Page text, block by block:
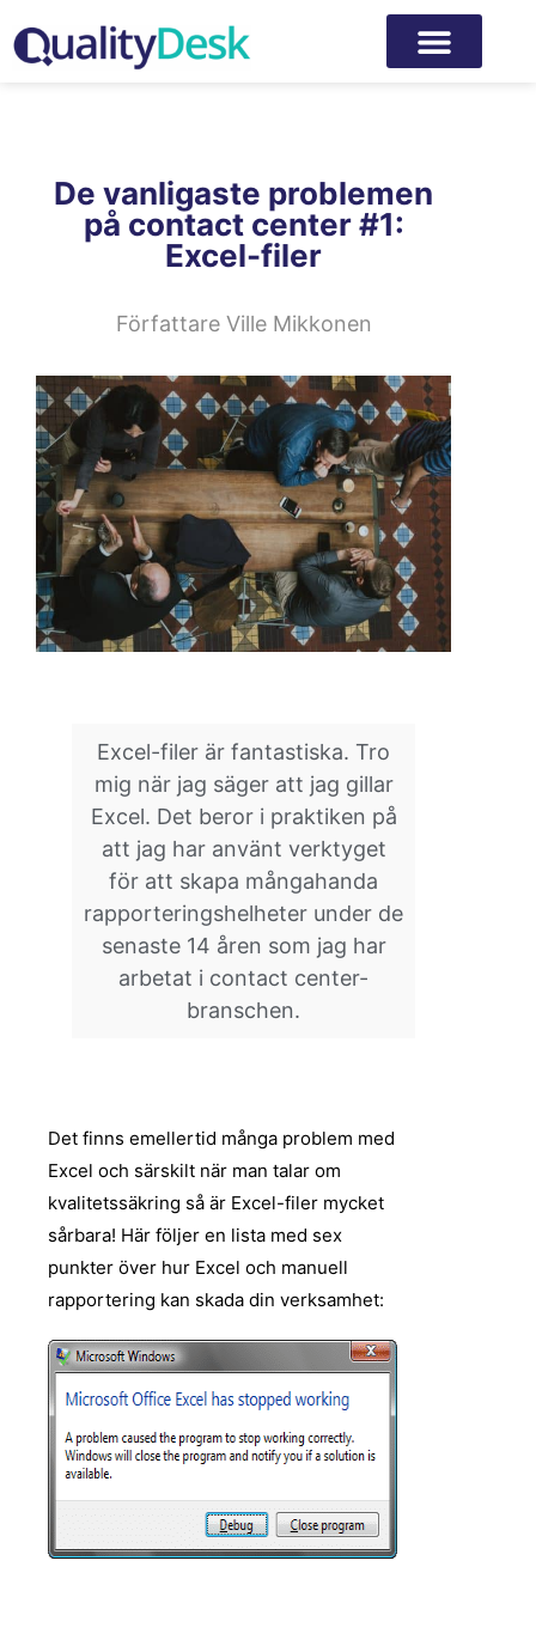
De vanligaste problemen
på contact center #1:
Excel-filer
FörfattareVille Mikkonen
Excel-filer är fantastiska. Tro
mig när jag säger att jag gillar
Excel. Det beror i praktiken på
att jag har använt verktyget
för att skapa mångahanda
rapporteringshelheter under de
senaste 14 åren som jag har
arbetat i contact center-
branschen.
Det finns emellertid många problem med
Excel och särskilt när man talar om
kvalitetssäkring så är Excel-filer mycket
sårbara! Här följer en lista med sex
punkter över hur Excel och manuell
rapportering kan skada din verksamhet: